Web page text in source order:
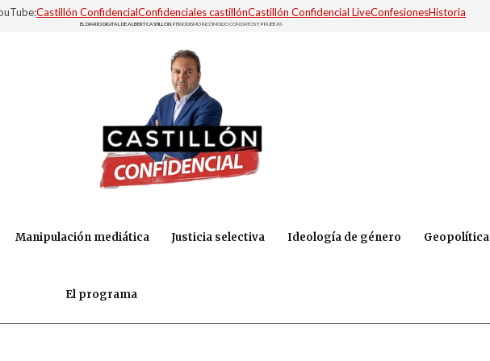
Castillón ConfidencialConfidenciales castillónCastillón Confidencial LiveConfesionesHistoria
EL DIARIO DIGITAL DE ALBERT CASTILLÓN. PERIODISMO INCÓMODO CON DATOS Y PRUEBAS
Manipulación mediática Justicia selectiva Ideología de género Geopolítica
El programa